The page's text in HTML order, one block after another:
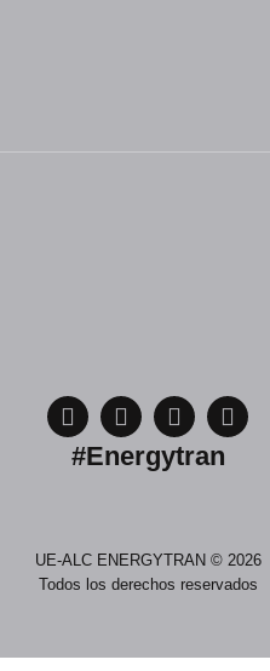
#Energytran
UE-ALC ENERGYTRAN © 2026
Todos los derechos reservados